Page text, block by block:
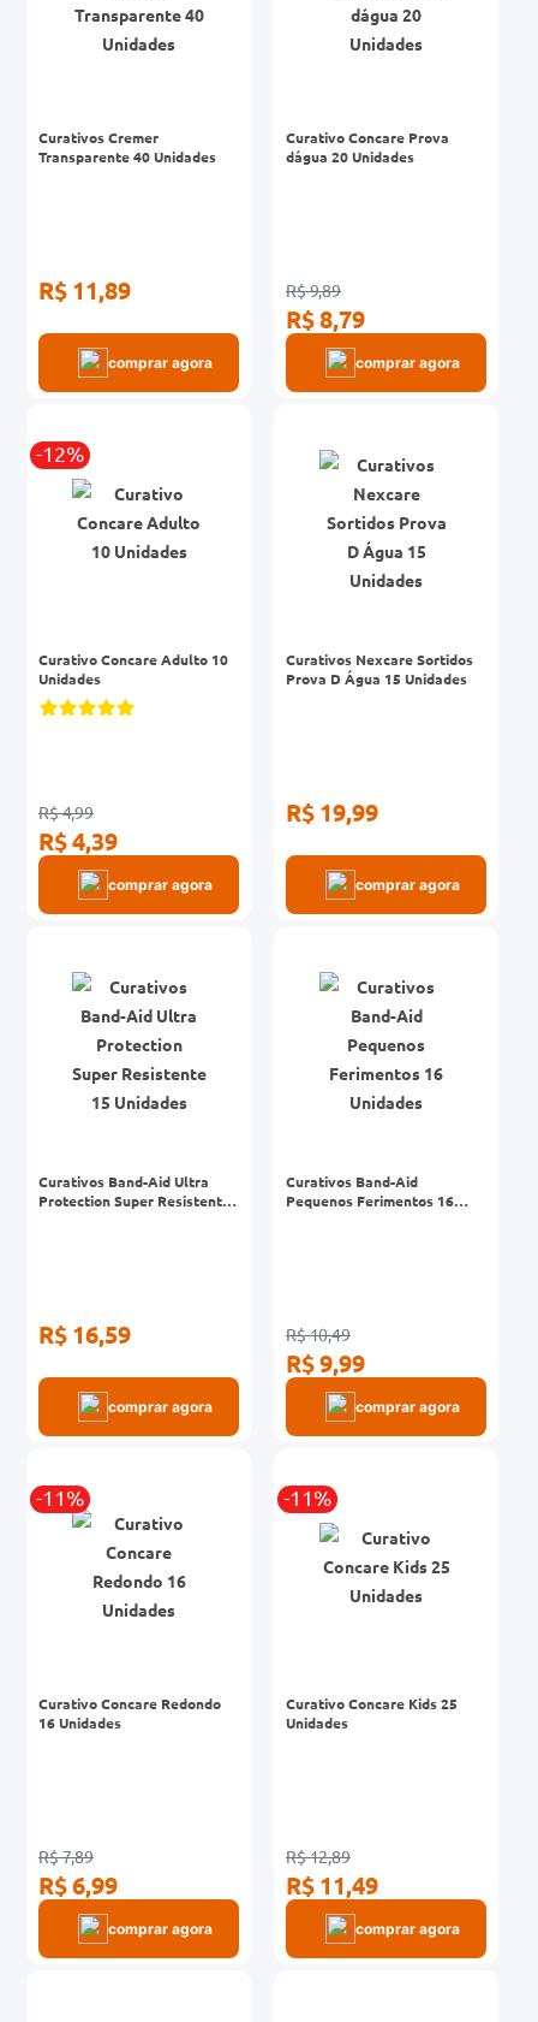
Curativos Cremer
Transparente 40 Unidades
R$ 11,89
comprar agora
Curativo Concare Prova
dágua 20 Unidades
R$ 9,89
R$ 8,79
comprar agora
-12%
Curativo Concare Adulto 10
Unidades
R$ 4,99
R$ 4,39
comprar agora
Curativos Nexcare Sortidos
Prova D Água 15 Unidades
R$ 19,99
comprar agora
Curativos Band-Aid Ultra
Protection Super Resistente
R$ 16,59
comprar agora
Curativos Band-Aid
Pequenos Ferimentos 16
R$ 10,49
R$ 9,99
comprar agora
-11%
Curativo Concare Redondo
16 Unidades
R$ 7,89
R$ 6,99
comprar agora
-11%
Curativo Concare Kids 25
Unidades
R$ 12,89
R$ 11,49
comprar agora